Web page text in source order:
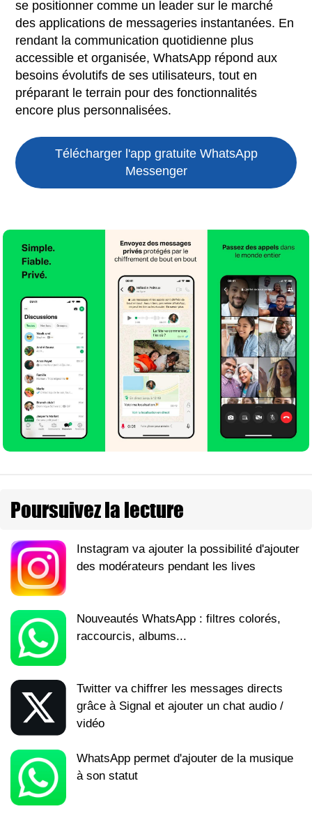
se positionner comme un leader sur le marché
des applications de messageries instantanées. En
rendant la communication quotidienne plus
accessible et organisée, WhatsApp répond aux
besoins évolutifs de ses utilisateurs, tout en
préparant le terrain pour des fonctionnalités
encore plus personnalisées.
Télécharger l'app gratuite WhatsApp
Messenger
Poursuivez la lecture
Instagram va ajouter la possibilité d'ajouter
des modérateurs pendant les lives
Nouveautés WhatsApp : filtres colorés,
raccourcis, albums...
Twitter va chiffrer les messages directs
grâce à Signal et ajouter un chat audio /
vidéo
WhatsApp permet d'ajouter de la musique
à son statut